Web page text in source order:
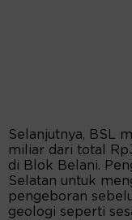
Selanjutnya, BSL
miliar dari total
di Blok Belani.
Selatan untuk
pengeboran
geologi seperti